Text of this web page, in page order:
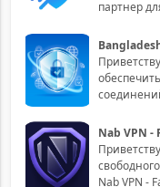
партнер
Nab VPN -
Nab VPN -